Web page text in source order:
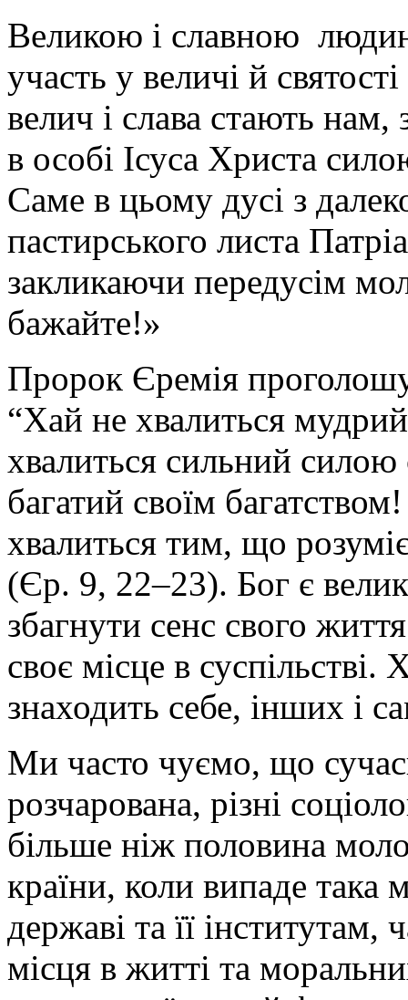
Великою і славною
участь у величі й
велич і слава стають
в особі Ісуса Христа
Саме в цьому дусі з
пастирського листа
закликаючи передусім
бажайте!»
Пророк Єремія
“Хай не хвалиться
хвалиться сильний
багатий своїм
хвалиться тим, що
(Єр. 9, 22–23). Бог є
збагнути сенс свого
своє місце в
знаходить себе, інших і
Ми часто чуємо, що
розчарована, різні
більше ніж половина
країни, коли випаде така
державі та її
місця в житті та